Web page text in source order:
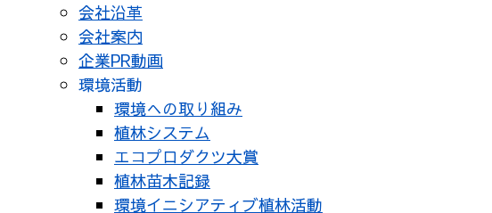
会社沿革
会社案内
企業PR動画
環境活動
環境への取り組み
植林システム
エコプロダクツ大賞
植林苗木記録
環境イニシアティブ植林活動